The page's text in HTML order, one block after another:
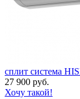
сплит система
27 900 руб.
Хочу такой!